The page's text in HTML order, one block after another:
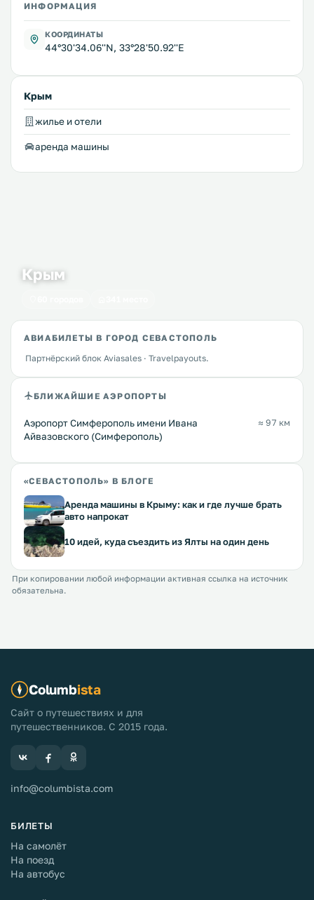
ИНФОРМАЦИЯ
КООРДИНАТЫ
44°30'34.06''N, 33°28'50.92''E
Крым
жилье и отели
аренда машины
Крым
АВИАБИЛЕТЫ В ГОРОД СЕВАСТОПОЛЬ
Партнёрский блок Aviasales · Travelpayouts.
БЛИЖАЙШИЕ АЭРОПОРТЫ
Аэропорт Симферополь имени Ивана
Айвазовского (Симферополь)
≈ 97 км
«СЕВАСТОПОЛЬ» В БЛОГЕ
Аренда машины в Крыму: как и где лучше брать
авто напрокат
10 идей, куда съездить из Ялты на один день
При копировании любой информации активная ссылка на источник
обязательна.
Columbista
Сайт о путешествиях и для
путешественников. С 2015 года.
info@columbista.com
БИЛЕТЫ
На самолёт
На поезд
На автобус